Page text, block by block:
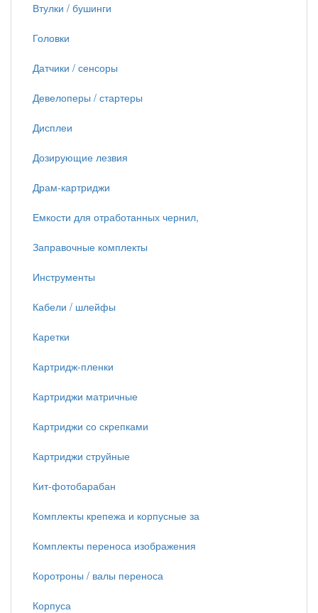
Втулки / бушинги
Головки
Датчики / сенсоры
Девелоперы / стартеры
Дисплеи
Дозирующие лезвия
Драм-картриджи
Емкости для отработанных чернил,
Заправочные комплекты
Инструменты
Кабели / шлейфы
Каретки
Картридж-пленки
Картриджи матричные
Картриджи со скрепками
Картриджи струйные
Кит-фотобарабан
Комплекты крепежа и корпусные за
Комплекты переноса изображения
Коротроны / валы переноса
Корпуса